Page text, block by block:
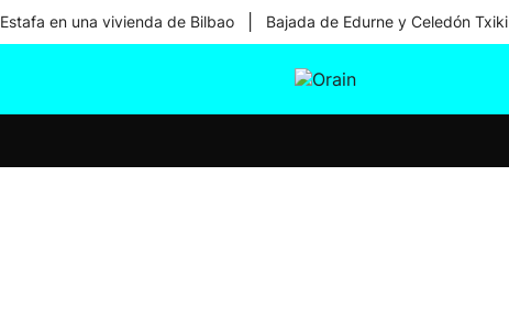
Estafa en una vivienda de Bilbao Bajada de Edurne y Celedón Txiki